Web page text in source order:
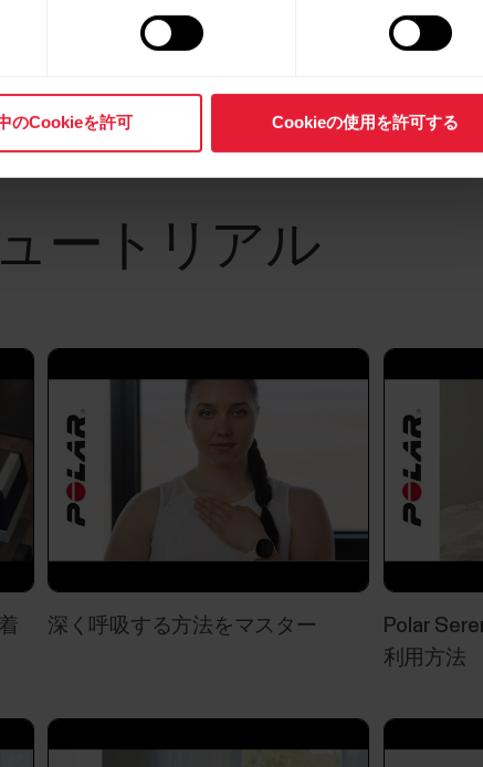
のCookieを許可 Cookieの使用を許可する
Flowでスポーツプロファイルとトレーニングビュ
Bluetooth Smartワイヤレス技術を使用して心拍数を
表示」を有効または無効にすることができます。
Polar...
プリからの同期、電源オフ、ファク
できます。デバイス設定にアクセスするメインメニ
のデバイスを選択します。複数のPolarデバイスをお持
また、「接続デバイス」...
トネスプログラム
けにデザインされています。このプログラムは主に
が、さまざまなフィットネスレベルの人々に対応でき
ります。ご利用できるサービス・機能を以下に簡単に
とフィットネスレベルに合わせたトレーニングプラ
ートリアル
深く呼吸する方法をマスター
Polar
利用方法